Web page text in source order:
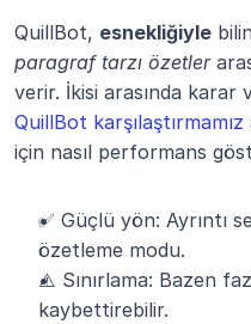
QuillBot, esnekliğiyle
paragraf tarzı özetler
verir. İkisi arasında karar
QuillBot karşılaştırmamız
için nasıl performans
✅ Güçlü yön: Ayrıntı
özetleme modu.
⚠️ Sınırlama: Bazen
kaybettirebilir.